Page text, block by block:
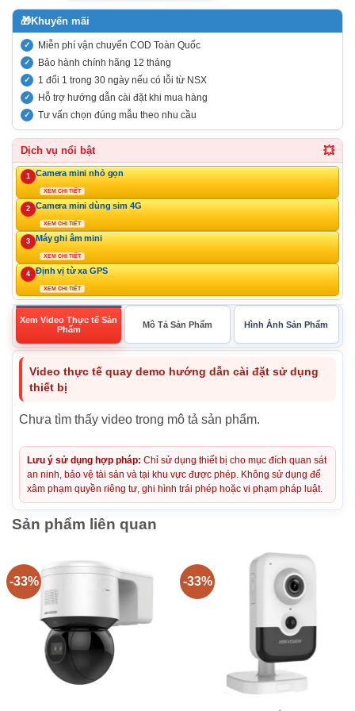
🎁Khuyến mãi
Miễn phí vận chuyển COD Toàn Quốc
Bảo hành chính hãng 12 tháng
1 đổi 1 trong 30 ngày nếu có lỗi từ NSX
Hỗ trợ hướng dẫn cài đặt khi mua hàng
Tư vấn chọn đúng mẫu theo nhu cầu
Dịch vụ nổi bật 💥
1 Camera mini nhỏ gọn
XEM CHI TIẾT
2 Camera mini dùng sim 4G
XEM CHI TIẾT
3 Máy ghi âm mini
XEM CHI TIẾT
4 Định vị từ xa GPS
XEM CHI TIẾT
Xem Video Thực tế Sản
Phẩm
Mô Tả Sản Phẩm Hình Ảnh Sản Phẩm
Video thực tế quay demo hướng dẫn cài đặt sử dụng
thiết bị
Chưa tìm thấy video trong mô tả sản phẩm.
Lưu ý sử dụng hợp pháp: Chỉ sử dụng thiết bị cho mục đích quan sát
an ninh, bảo vệ tài sản và tại khu vực được phép. Không sử dụng để
xâm phạm quyền riêng tư, ghi hình trái phép hoặc vi phạm pháp luật.
Sản phẩm liên quan
-33% -33%